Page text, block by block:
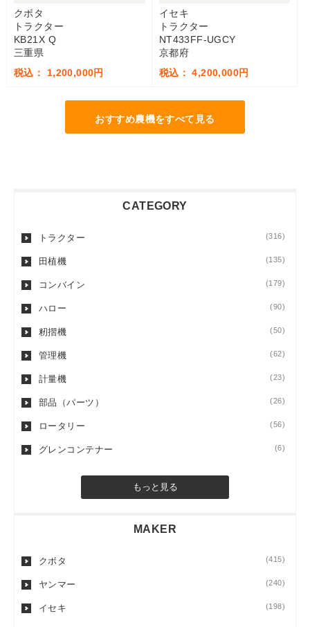
クボタ
トラクター
KB21X Q
三重県
税込： 1,200,000円
イセキ
トラクター
NT433FF-UGCY
京都府
税込： 4,200,000円
おすすめ農機をすべて見る
CATEGORY
トラクター (316)
田植機 (135)
コンバイン (179)
ハロー (90)
籾摺機 (50)
管理機 (62)
計量機 (23)
部品（パーツ） (26)
ロータリー (56)
グレンコンテナー (6)
もっと見る
MAKER
クボタ (415)
ヤンマー (240)
イセキ (198)